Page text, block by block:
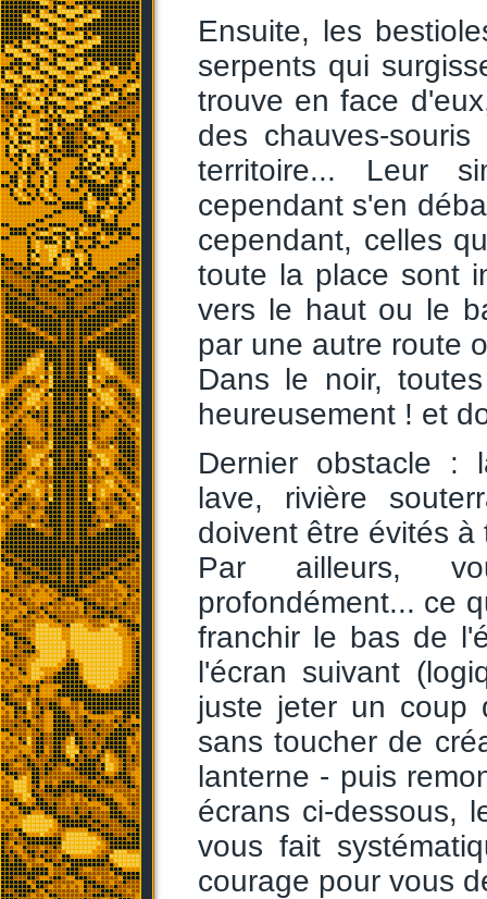
Ensuite, les
serpents qui
trouve en face
des chauves-
territoire... Leur
cependant s'en
cependant, celles
toute la place sont
vers le haut ou le
par une autre route
Dans le noir,
heureusement ! et
Dernier obstacle :
lave, rivière
doivent être évités à
Par ailleurs,
profondément... ce
franchir le bas de
l'écran suivant
juste jeter un coup
sans toucher de
lanterne - puis
écrans ci-dessous,
vous fait
courage pour vous